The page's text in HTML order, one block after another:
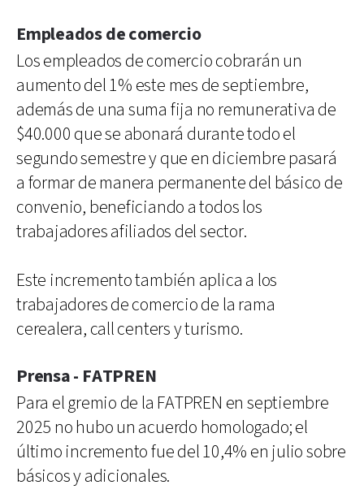
Empleados de comercio
Los empleados de comercio cobrarán un
aumento del 1% este mes de septiembre,
además de una suma fija no remunerativa de
$40.000 que se abonará durante todo el
segundo semestre y que en diciembre pasará
a formar de manera permanente del básico de
convenio, beneficiando a todos los
trabajadores afiliados del sector.
Este incremento también aplica a los
trabajadores de comercio de la rama
cerealera, call centers y turismo.
Prensa - FATPREN
Para el gremio de la FATPREN en septiembre
2025 no hubo un acuerdo homologado; el
último incremento fue del 10,4% en julio sobre
básicos y adicionales.